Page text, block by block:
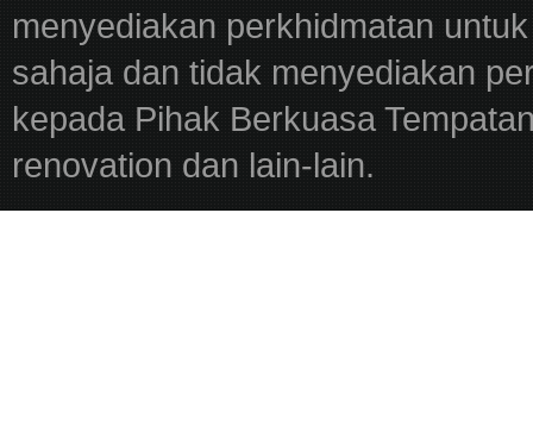
menyediakan perkhidmatan
sahaja dan tidak menyediakan
kepada Pihak Berkuasa
renovation dan lain-lain.